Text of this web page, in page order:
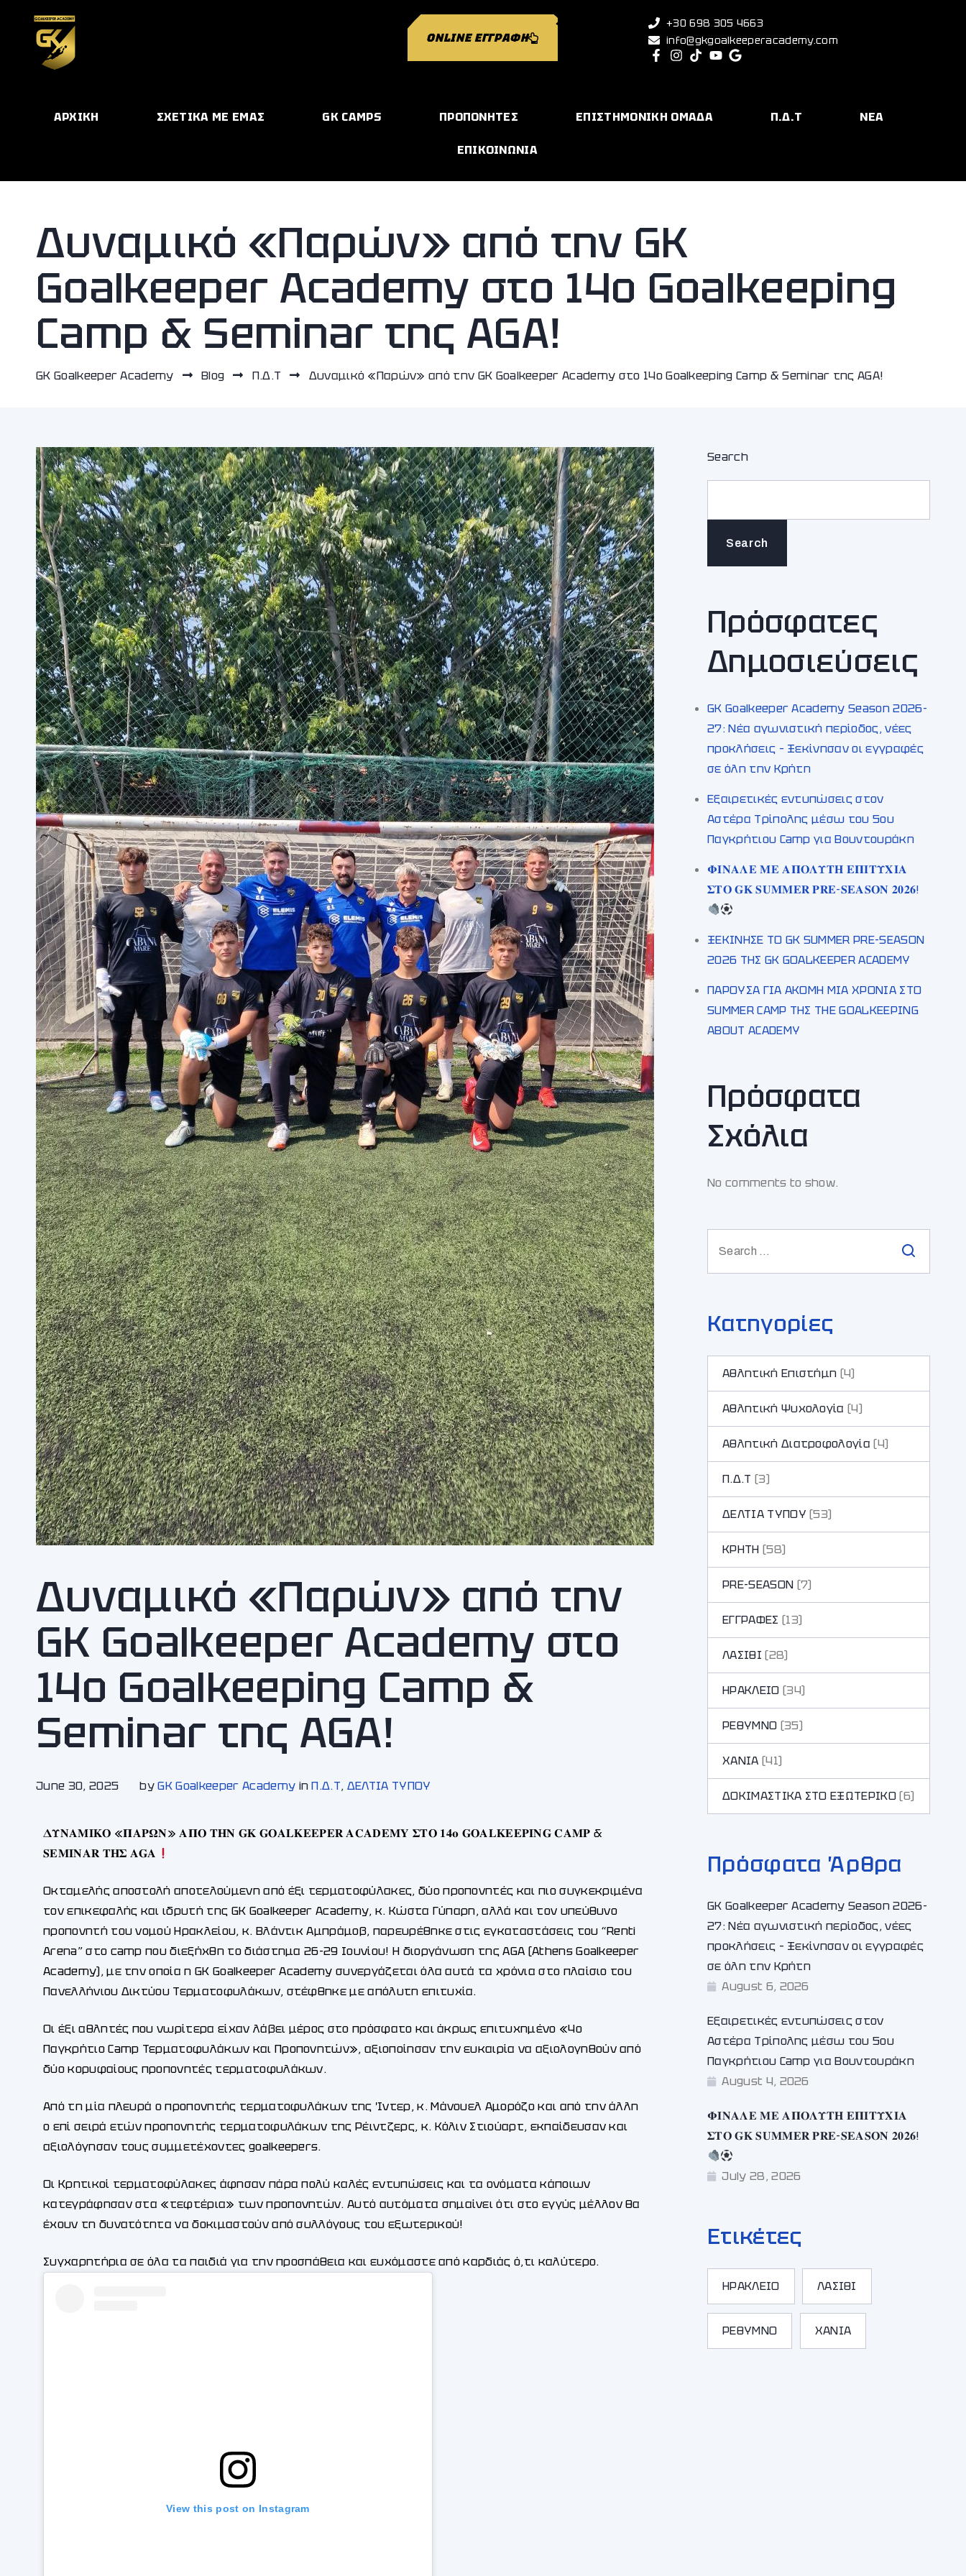
ONLINE ΕΓΓΡΑΦΗ
+30 698 305 4663
info@gkgoalkeeperacademy.com
ΑΡΧΙΚΗ ΣΧΕΤΙΚΑ ΜΕ ΕΜΑΣ GK CAMPS ΠΡΟΠΟΝΗΤΕΣ ΕΠΙΣΤΗΜΟΝΙΚΗ ΟΜΑΔΑ Π.Δ.Τ ΝΕΑ
ΕΠΙΚΟΙΝΩΝΙΑ
Δυναμικό «Παρών» από την GK
Goalkeeper Academy στο 14ο Goalkeeping
Camp & Seminar της AGA!
GK Goalkeeper Academy Blog Π.Δ.Τ Δυναμικό «Παρών» από την GK Goalkeeper Academy στο 14ο Goalkeeping Camp & Seminar της AGA!
Δυναμικό «Παρών» από την
GK Goalkeeper Academy στο
14ο Goalkeeping Camp &
Seminar της AGA!
June 30, 2025 byGK Goalkeeper Academy inΠ.Δ.Τ, ΔΕΛΤΙΑ ΤΥΠΟΥ
𝚫𝚼𝚴𝚨𝚳𝚰𝚱𝚶 «𝚷𝚨𝚸𝛀𝚴» 𝚨𝚷𝚶 𝚻𝚮𝚴 𝐆𝐊 𝐆𝐎𝐀𝐋𝐊𝐄𝐄𝐏𝐄𝐑 𝐀𝐂𝐀𝐃𝐄𝐌𝐘 𝚺𝚻𝚶 𝟏𝟒𝛐 𝐆𝐎𝐀𝐋𝐊𝐄𝐄𝐏𝐈𝐍𝐆 𝐂𝐀𝐌𝐏 &
𝐒𝐄𝐌𝐈𝐍𝐀𝐑 𝚻𝚮𝚺 𝐀𝐆𝐀
Οκταμελής αποστολή αποτελούμενη από έξι τερματοφύλακες, δύο προπονητές και πιο συγκεκριμένα
τον επικεφαλής και ιδρυτή της GK Goalkeeper Academy, κ. Κώστα Γύπαρη, αλλά και τον υπεύθυνο
προπονητή του νομού Ηρακλείου, κ. Βλάντικ Αμπράμοβ, παρευρέθηκε στις εγκαταστάσεις του “Renti
Arena” στο camp που διεξήχθη το διάστημα 26-29 Ιουνίου! Η διοργάνωση της AGA (Athens Goalkeeper
Academy), με την οποία η GK Goalkeeper Academy συνεργάζεται όλα αυτά τα χρόνια στο πλαίσιο του
Πανελλήνιου Δικτύου Τερματοφυλάκων, στέφθηκε με απόλυτη επιτυχία.
Οι έξι αθλητές που νωρίτερα είχαν λάβει μέρος στο πρόσφατο και άκρως επιτυχημένο «4ο
Παγκρήτιο Camp Τερματοφυλάκων και Προπονητών», αξιοποίησαν την ευκαιρία να αξιολογηθούν από
δύο κορυφαίους προπονητές τερματοφυλάκων.
Από τη μία πλευρά ο προπονητής τερματοφυλάκων της Ίντερ, κ. Μάνουελ Αμορόζο και από την άλλη
ο επί σειρά ετών προπονητής τερματοφυλάκων της Ρέιντζερς, κ. Κόλιν Στιούαρτ, εκπαίδευσαν και
αξιολόγησαν τους συμμετέχοντες goalkeepers.
Οι Κρητικοί τερματοφύλακες άφησαν πάρα πολύ καλές εντυπώσεις και τα ονόματα κάποιων
κατεγράφησαν στα «τεφτέρια» των προπονητών. Αυτό αυτόματα σημαίνει ότι στο εγγύς μέλλον θα
έχουν τη δυνατότητα να δοκιμαστούν από συλλόγους του εξωτερικού!
Συγχαρητήρια σε όλα τα παιδιά για την προσπάθεια και ευχόμαστε από καρδιάς ό,τι καλύτερο.
View this post on Instagram
Search
Search
Πρόσφατες
Δημοσιεύσεις
GK Goalkeeper Academy Season 2026-
27: Νέα αγωνιστική περίοδος, νέες
προκλήσεις – Ξεκίνησαν οι εγγραφές
σε όλη την Κρήτη
Εξαιρετικές εντυπώσεις στον
Αστέρα Τρίπολης μέσω του 5ου
Παγκρήτιου Camp για Βουντουράκη
𝚽𝚰𝚴𝚨𝚲𝚬 𝚳𝚬 𝚨𝚷𝚶𝚲𝚼𝚻𝚮 𝚬𝚷𝚰𝚻𝚼𝚾𝚰𝚨
𝚺𝚻𝚶 𝐆𝐊 𝐒𝐔𝐌𝐌𝐄𝐑 𝐏𝐑𝐄-𝐒𝐄𝐀𝐒𝐎𝐍 𝟐𝟎𝟐𝟔!
ΞΕΚΙΝΗΣΕ ΤΟ GK SUMMER PRE-SEASON
2026 ΤΗΣ GK GOALKEEPER ACADEMY
ΠΑΡΟΥΣΑ ΓΙΑ ΑΚΟΜΗ ΜΙΑ ΧΡΟΝΙΑ ΣΤΟ
SUMMER CAMP ΤΗΣ THE GOALKEEPING
ABOUT ACADEMY
Πρόσφατα
Σχόλια
No comments to show.
Κατηγορίες
Αθλητική Επιστήμη (4)
Αθλητική Ψυχολογία (4)
Αθλητική Διατροφολογία (4)
Π.Δ.Τ (3)
ΔΕΛΤΙΑ ΤΥΠΟΥ (53)
ΚΡΗΤΗ (58)
PRE-SEASON (7)
ΕΓΓΡΑΦΕΣ (13)
ΛΑΣΙΘΙ (28)
ΗΡΑΚΛΕΙΟ (34)
ΡΕΘΥΜΝΟ (35)
ΧΑΝΙA (41)
ΔΟΚΙΜΑΣΤΙΚΑ ΣΤΟ ΕΞΩΤΕΡΙΚΟ(6)
Πρόσφατα Άρθρα
GK Goalkeeper Academy Season 2026-
27: Νέα αγωνιστική περίοδος, νέες
προκλήσεις – Ξεκίνησαν οι εγγραφές
σε όλη την Κρήτη
August 6, 2026
Εξαιρετικές εντυπώσεις στον
Αστέρα Τρίπολης μέσω του 5ου
Παγκρήτιου Camp για Βουντουράκη
August 4, 2026
𝚽𝚰𝚴𝚨𝚲𝚬 𝚳𝚬 𝚨𝚷𝚶𝚲𝚼𝚻𝚮 𝚬𝚷𝚰𝚻𝚼𝚾𝚰𝚨
𝚺𝚻𝚶 𝐆𝐊 𝐒𝐔𝐌𝐌𝐄𝐑 𝐏𝐑𝐄-𝐒𝐄𝐀𝐒𝐎𝐍 𝟐𝟎𝟐𝟔!
July 28, 2026
Ετικέτες
ΗΡΑΚΛΕΙΟ ΛΑΣΙΘΙ
ΡΕΘΥΜΝΟ ΧΑΝΙΑ